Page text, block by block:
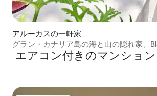
アルーカスの一軒家
グラン・カナリア島の海と山の隠れ家、
エアコン付きのマンショ